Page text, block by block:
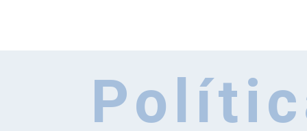
¿Qué necesitas?
Formulario de búsqueda